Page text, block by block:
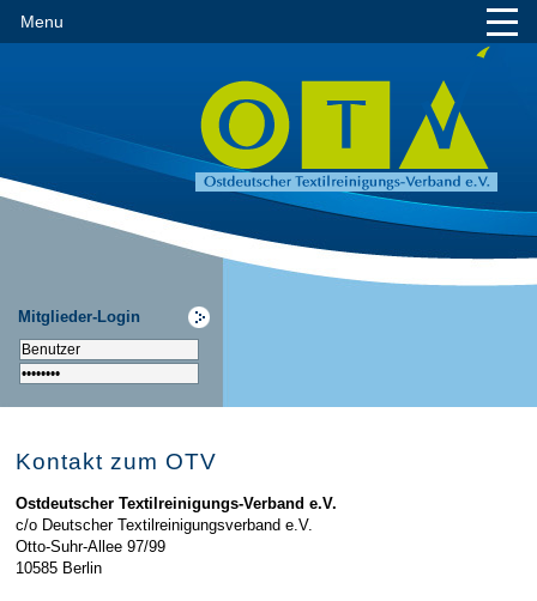
Menu
Mitglieder-Login
Kontakt zum OTV
Ostdeutscher Textilreinigungs-Verband e.V.
c/o Deutscher Textilreinigungsverband e.V.
Otto-Suhr-Allee 97/99
10585 Berlin